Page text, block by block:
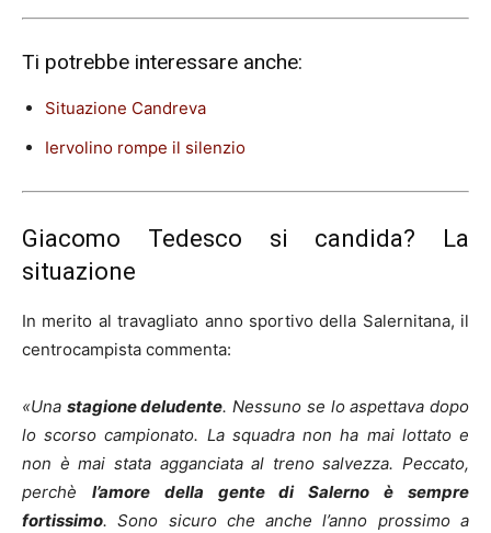
Ti potrebbe interessare anche:
Situazione Candreva
Iervolino rompe il silenzio
Giacomo Tedesco si candida? La
situazione
In merito al travagliato anno sportivo della Salernitana, il
centrocampista commenta:
«Una stagione deludente. Nessuno se lo aspettava dopo
lo scorso campionato. La squadra non ha mai lottato e
non è mai stata agganciata al treno salvezza. Peccato,
perchè l’amore della gente di Salerno è sempre
fortissimo. Sono sicuro che anche l’anno prossimo a